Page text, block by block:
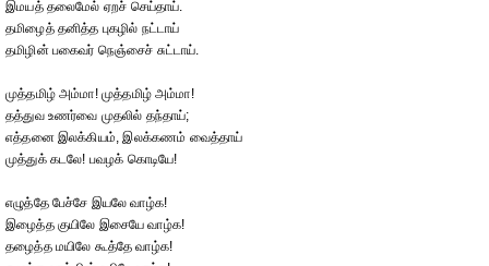
இமயத் தலைமேல் ஏறச் செய்தாய்.
தமிழைத் தனித்த புகழில் நட்டாய்
தமிழின் பகைவர் நெஞ்சைச் சுட்டாய்.
முத்தமிழ் அம்மா! முத்தமிழ் அம்மா!
தத்துவ உணர்வை முதலில் தந்தாய்;
எத்தனை இலக்கியம், இலக்கணம் வைத்தாய்
முத்துக் கடலே! பவழக் கொடியே!
எழுத்தே பேச்சே இயலே வாழ்க!
இழைத்த குயிலே இசையே வாழ்க!
தழைத்த மயிலே கூத்தே வாழ்க!